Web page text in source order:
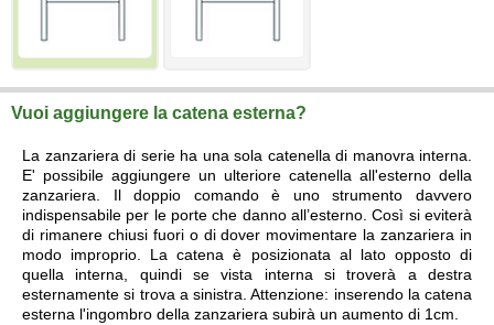
Vuoi aggiungere la catena esterna?
La zanzariera di serie ha una sola catenella di manovra interna.
E' possibile aggiungere un ulteriore catenella all'esterno della
zanzariera. Il doppio comando è uno strumento davvero
indispensabile per le porte che danno all’esterno. Così si eviterà
di rimanere chiusi fuori o di dover movimentare la zanzariera in
modo improprio. La catena è posizionata al lato opposto di
quella interna, quindi se vista interna si troverà a destra
esternamente si trova a sinistra. Attenzione: inserendo la catena
esterna l'ingombro della zanzariera subirà un aumento di 1cm.